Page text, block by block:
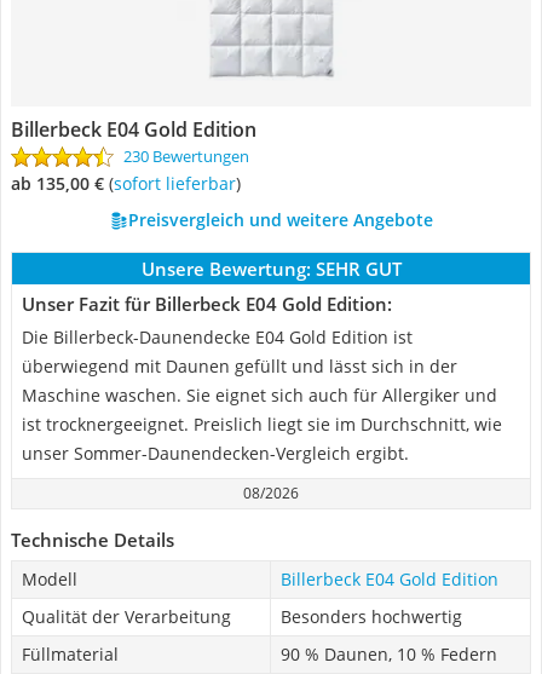
Billerbeck E04 Gold Edition
230 Bewertungen
ab 135,00 € ( Sofort lieferbar)
Preisvergleich und weitere Angebote
Unsere Bewertung: SEHR GUT
Unser Fazit für Billerbeck E04 Gold Edition:
Die Billerbeck-Daunendecke E04 Gold Edition ist
überwiegend mit Daunen gefüllt und lässt sich in der
Maschine waschen. Sie eignet sich auch für Allergiker und
ist trocknergeeignet. Preislich liegt sie im Durchschnitt, wie
unser Sommer-Daunendecken-Vergleich ergibt.
08/2026
Technische Details
Modell
Billerbeck E04 Gold Edition
Qualität der Verarbeitung
Besonders hochwertig
Füllmaterial
90 % Daunen, 10 % Federn